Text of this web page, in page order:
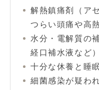
解熱鎮痛剤（ア
つらい頭痛や高
水分・電解質の
経口補水液など）
十分な休養と睡
細菌感染が疑わ